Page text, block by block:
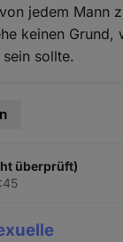
jedem Mann
keinen Grund,
sollte.
überprüft)